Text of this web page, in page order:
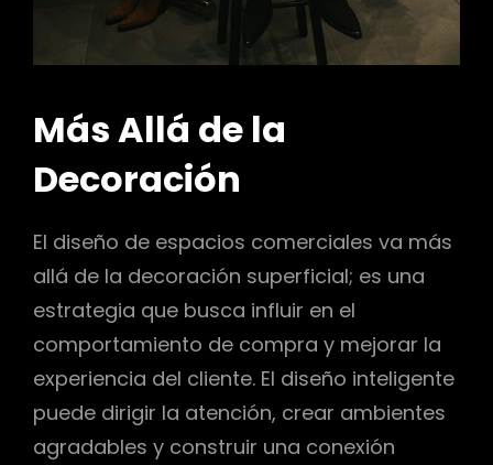
Más Allá de la
Decoración
El diseño de espacios comerciales va más
allá de la decoración superficial; es una
estrategia que busca influir en el
comportamiento de compra y mejorar la
experiencia del cliente. El diseño inteligente
puede dirigir la atención, crear ambientes
agradables y construir una conexión